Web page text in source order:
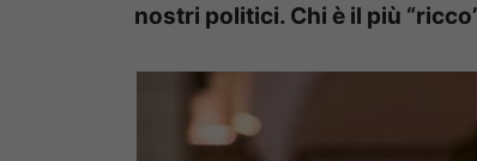
nostri politici. Chi è il più